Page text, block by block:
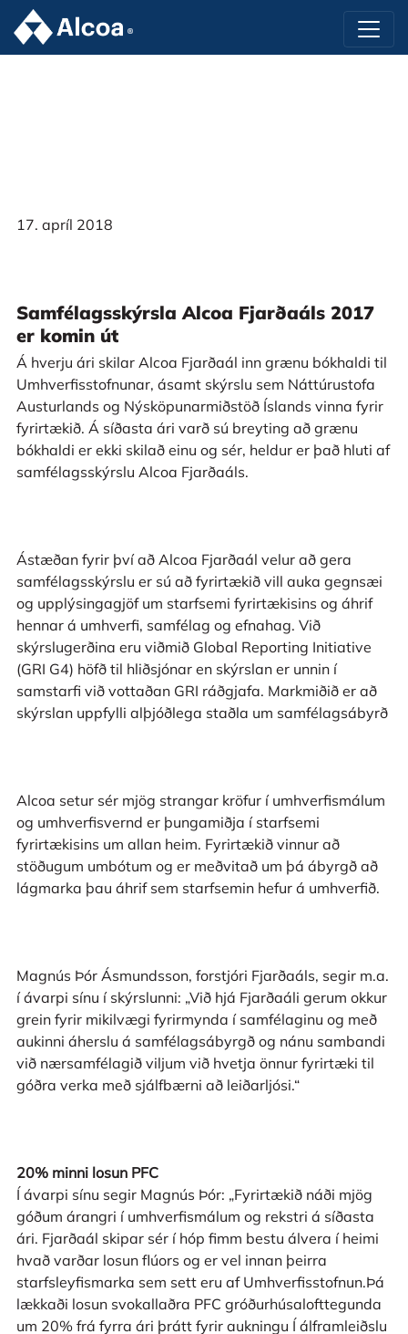
17. apríl 2018
Samfélagsskýrsla Alcoa Fjarðaáls 2017
er komin út
Á hverju ári skilar Alcoa Fjarðaál inn grænu bókhaldi til
Umhverfisstofnunar, ásamt skýrslu sem Náttúrustofa
Austurlands og Nýsköpunarmiðstöð Íslands vinna fyrir
fyrirtækið. Á síðasta ári varð sú breyting að grænu
bókhaldi er ekki skilað einu og sér, heldur er það hluti af
samfélagsskýrslu Alcoa Fjarðaáls.
Ástæðan fyrir því að Alcoa Fjarðaál velur að gera
samfélagsskýrslu er sú að fyrirtækið vill auka gegnsæi
og upplýsingagjöf um starfsemi fyrirtækisins og áhrif
hennar á umhverfi, samfélag og efnahag. Við
skýrslugerðina eru viðmið Global Reporting Initiative
(GRI G4) höfð til hliðsjónar en skýrslan er unnin í
samstarfi við vottaðan GRI ráðgjafa. Markmiðið er að
skýrslan uppfylli alþjóðlega staðla um samfélagsábyrð
Alcoa setur sér mjög strangar kröfur í umhverfismálum
og umhverfisvernd er þungamiðja í starfsemi
fyrirtækisins um allan heim. Fyrirtækið vinnur að
stöðugum umbótum og er meðvitað um þá ábyrgð að
lágmarka þau áhrif sem starfsemin hefur á umhverfið.
Magnús Þór Ásmundsson, forstjóri Fjarðaáls, segir m.a.
í ávarpi sínu í skýrslunni: „Við hjá Fjarðaáli gerum okkur
grein fyrir mikilvægi fyrirmynda í samfélaginu og með
aukinni áherslu á samfélagsábyrgð og nánu sambandi
við nærsamfélagið viljum við hvetja önnur fyrirtæki til
góðra verka með sjálfbærni að leiðarljósi.“
20% minni losun PFC
Í ávarpi sínu segir Magnús Þór: „Fyrirtækið náði mjög
góðum árangri í umhverfismálum og rekstri á síðasta
ári. Fjarðaál skipar sér í hóp fimm bestu álvera í heimi
hvað varðar losun flúors og er vel innan þeirra
starfsleyfismarka sem sett eru af Umhverfisstofnun.Þá
lækkaði losun svokallaðra PFC gróðurhúsalofttegunda
um 20% frá fyrra ári þrátt fyrir aukningu Í álframleiðslu